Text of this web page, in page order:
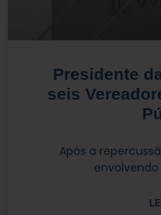
Presidente
seis
Após a